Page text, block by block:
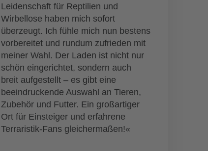
Leidenschaft für Reptilien und
Wirbellose haben mich sofort
überzeugt. Ich fühle mich nun bestens
vorbereitet und rundum zufrieden mit
meiner Wahl. Der Laden ist nicht nur
schön eingerichtet, sondern auch
breit aufgestellt – es gibt eine
beeindruckende Auswahl an Tieren,
Zubehör und Futter. Ein großartiger
Ort für Einsteiger und erfahrene
Terraristik-Fans gleichermaßen!«